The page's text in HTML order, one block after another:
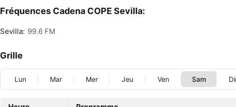
Fréquences Cadena COPE Sevilla:
Sevilla: 99.6 FM
Grille
Lun Mar Mer Jeu Ven Sam